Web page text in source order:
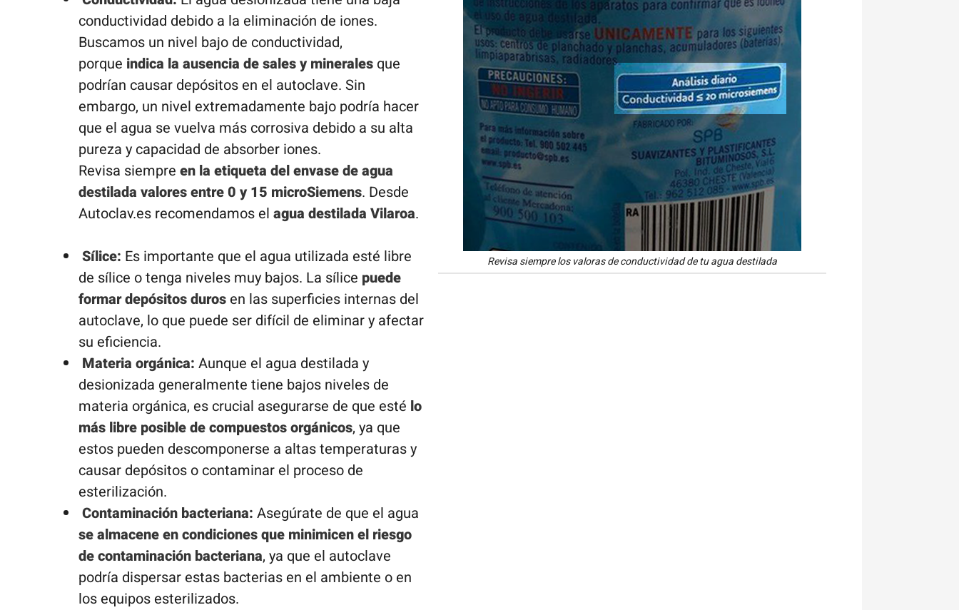
conductividad debido a la eliminación de iones.
Buscamos un nivel bajo de conductividad,
porque indica la ausencia de sales y minerales que
podrían causar depósitos en el autoclave. Sin
embargo, un nivel extremadamente bajo podría hacer
que el agua se vuelva más corrosiva debido a su alta
pureza y capacidad de absorber iones.
Revisa siempre en la etiqueta del envase de agua
destilada valores entre 0 y 15 microSiemens. Desde
Autoclav.es recomendamos el agua destilada Vilaroa.
Sílice: Es importante que el agua utilizada esté libre
de sílice o tenga niveles muy bajos. La sílice puede
formar depósitos duros en las superficies internas del
autoclave, lo que puede ser difícil de eliminar y afectar
su eficiencia.
Materia orgánica: Aunque el agua destilada y
desionizada generalmente tiene bajos niveles de
materia orgánica, es crucial asegurarse de que esté lo
más libre posible de compuestos orgánicos, ya que
estos pueden descomponerse a altas temperaturas y
causar depósitos o contaminar el proceso de
esterilización.
Contaminación bacteriana: Asegúrate de que el agua
se almacene en condiciones que minimicen el riesgo
de contaminación bacteriana, ya que el autoclave
podría dispersar estas bacterias en el ambiente o en
los equipos esterilizados.
Revisa siempre los valoras de conductividad de tu agua destilada